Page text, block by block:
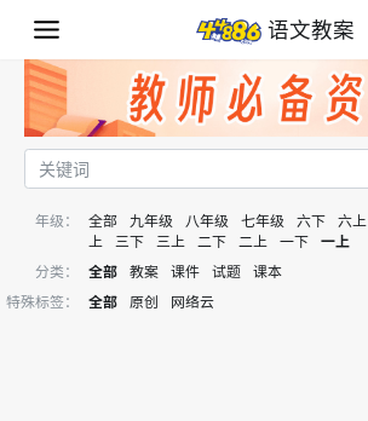
语文教案
年级： 全部 九年级 八年级 七年级 六下 六上
上
三下 三上 二下 二上 一下
一上
分类：
全部 教案 课件 试题
课本
特殊标签：
全部 原创 网络云